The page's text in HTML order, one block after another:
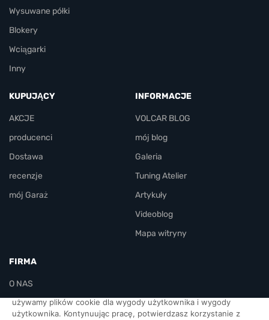
używamy plików cookie dla wygody użytkownika i wygody
użytkownika. Kontynuując pracę, potwierdzasz korzystanie z
Wysuwane półki
Blokery
Wciągarki
Inny
KUPUJĄCY
AKCJE
producenci
Dostawa
recenzje
mój Garaż
INFORMACJE
VOLCAR BLOG
mój blog
Galeria
Tuning Atelier
Artykuły
Videoblog
Mapa witryny
FIRMA
O NAS
KONTAKT